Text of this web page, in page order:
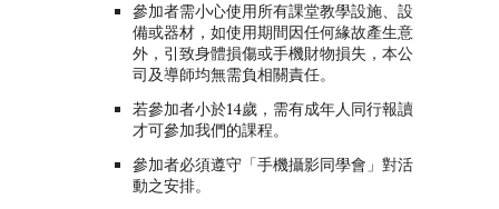
參加者需小心使用所有課堂教學設施、設
備或器材，如使用期間因任何緣故產生意
外，引致身體損傷或手機財物損失，本公
司及導師均無需負相關責任。
若參加者小於14歲，需有成年人同行報讀
才可參加我們的課程。
參加者必須遵守「手機攝影同學會」對活
動之安排。